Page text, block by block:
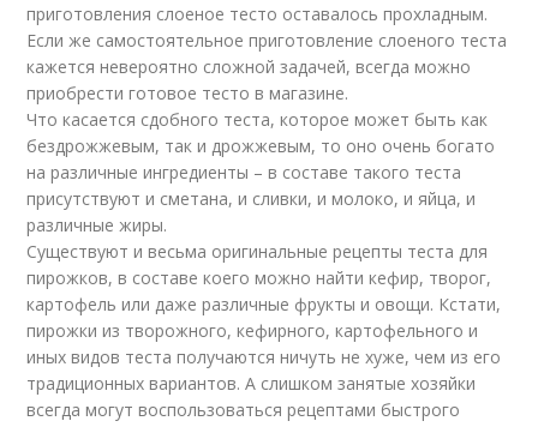
приготовления слоеное тесто оставалось прохладным.
Если же самостоятельное приготовление слоеного теста
кажется невероятно сложной задачей, всегда можно
приобрести готовое тесто в магазине.
Что касается сдобного теста, которое может быть как
бездрожжевым, так и дрожжевым, то оно очень богато
на различные ингредиенты – в составе такого теста
присутствуют и сметана, и сливки, и молоко, и яйца, и
различные жиры.
Существуют и весьма оригинальные рецепты теста для
пирожков, в составе коего можно найти кефир, творог,
картофель или даже различные фрукты и овощи. Кстати,
пирожки из творожного, кефирного, картофельного и
иных видов теста получаются ничуть не хуже, чем из его
традиционных вариантов. А слишком занятые хозяйки
всегда могут воспользоваться рецептами быстрого